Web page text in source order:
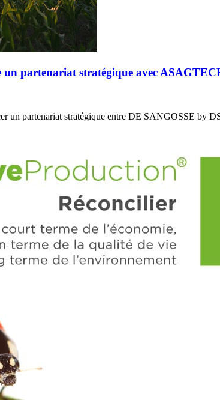
partenariat stratégique avec
un partenariat stratégique entre DE SANGOSSE by